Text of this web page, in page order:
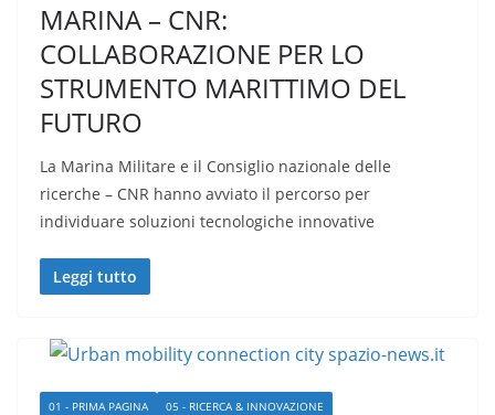
MARINA – CNR:
COLLABORAZIONE PER LO
STRUMENTO MARITTIMO DEL
FUTURO
La Marina Militare e il Consiglio nazionale delle
ricerche – CNR hanno avviato il percorso per
individuare soluzioni tecnologiche innovative
Leggi tutto
01 - PRIMA PAGINA 05 - RICERCA & INNOVAZIONE